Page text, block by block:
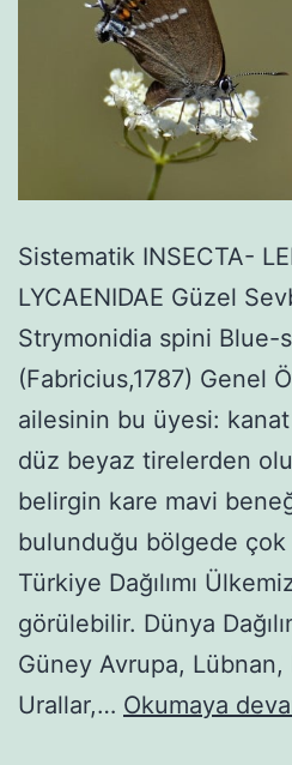
Sistematik INSECTA-
LYCAENIDAE Güzel
Strymonidia spini Blue-
(Fabricius,1787) Genel
ailesinin bu üyesi:
düz beyaz tirelerden
belirgin kare mavi
bulunduğu bölgede çok
Türkiye Dağılımı
görülebilir. Dünya
Güney Avrupa,
Urallar,… Okumaya